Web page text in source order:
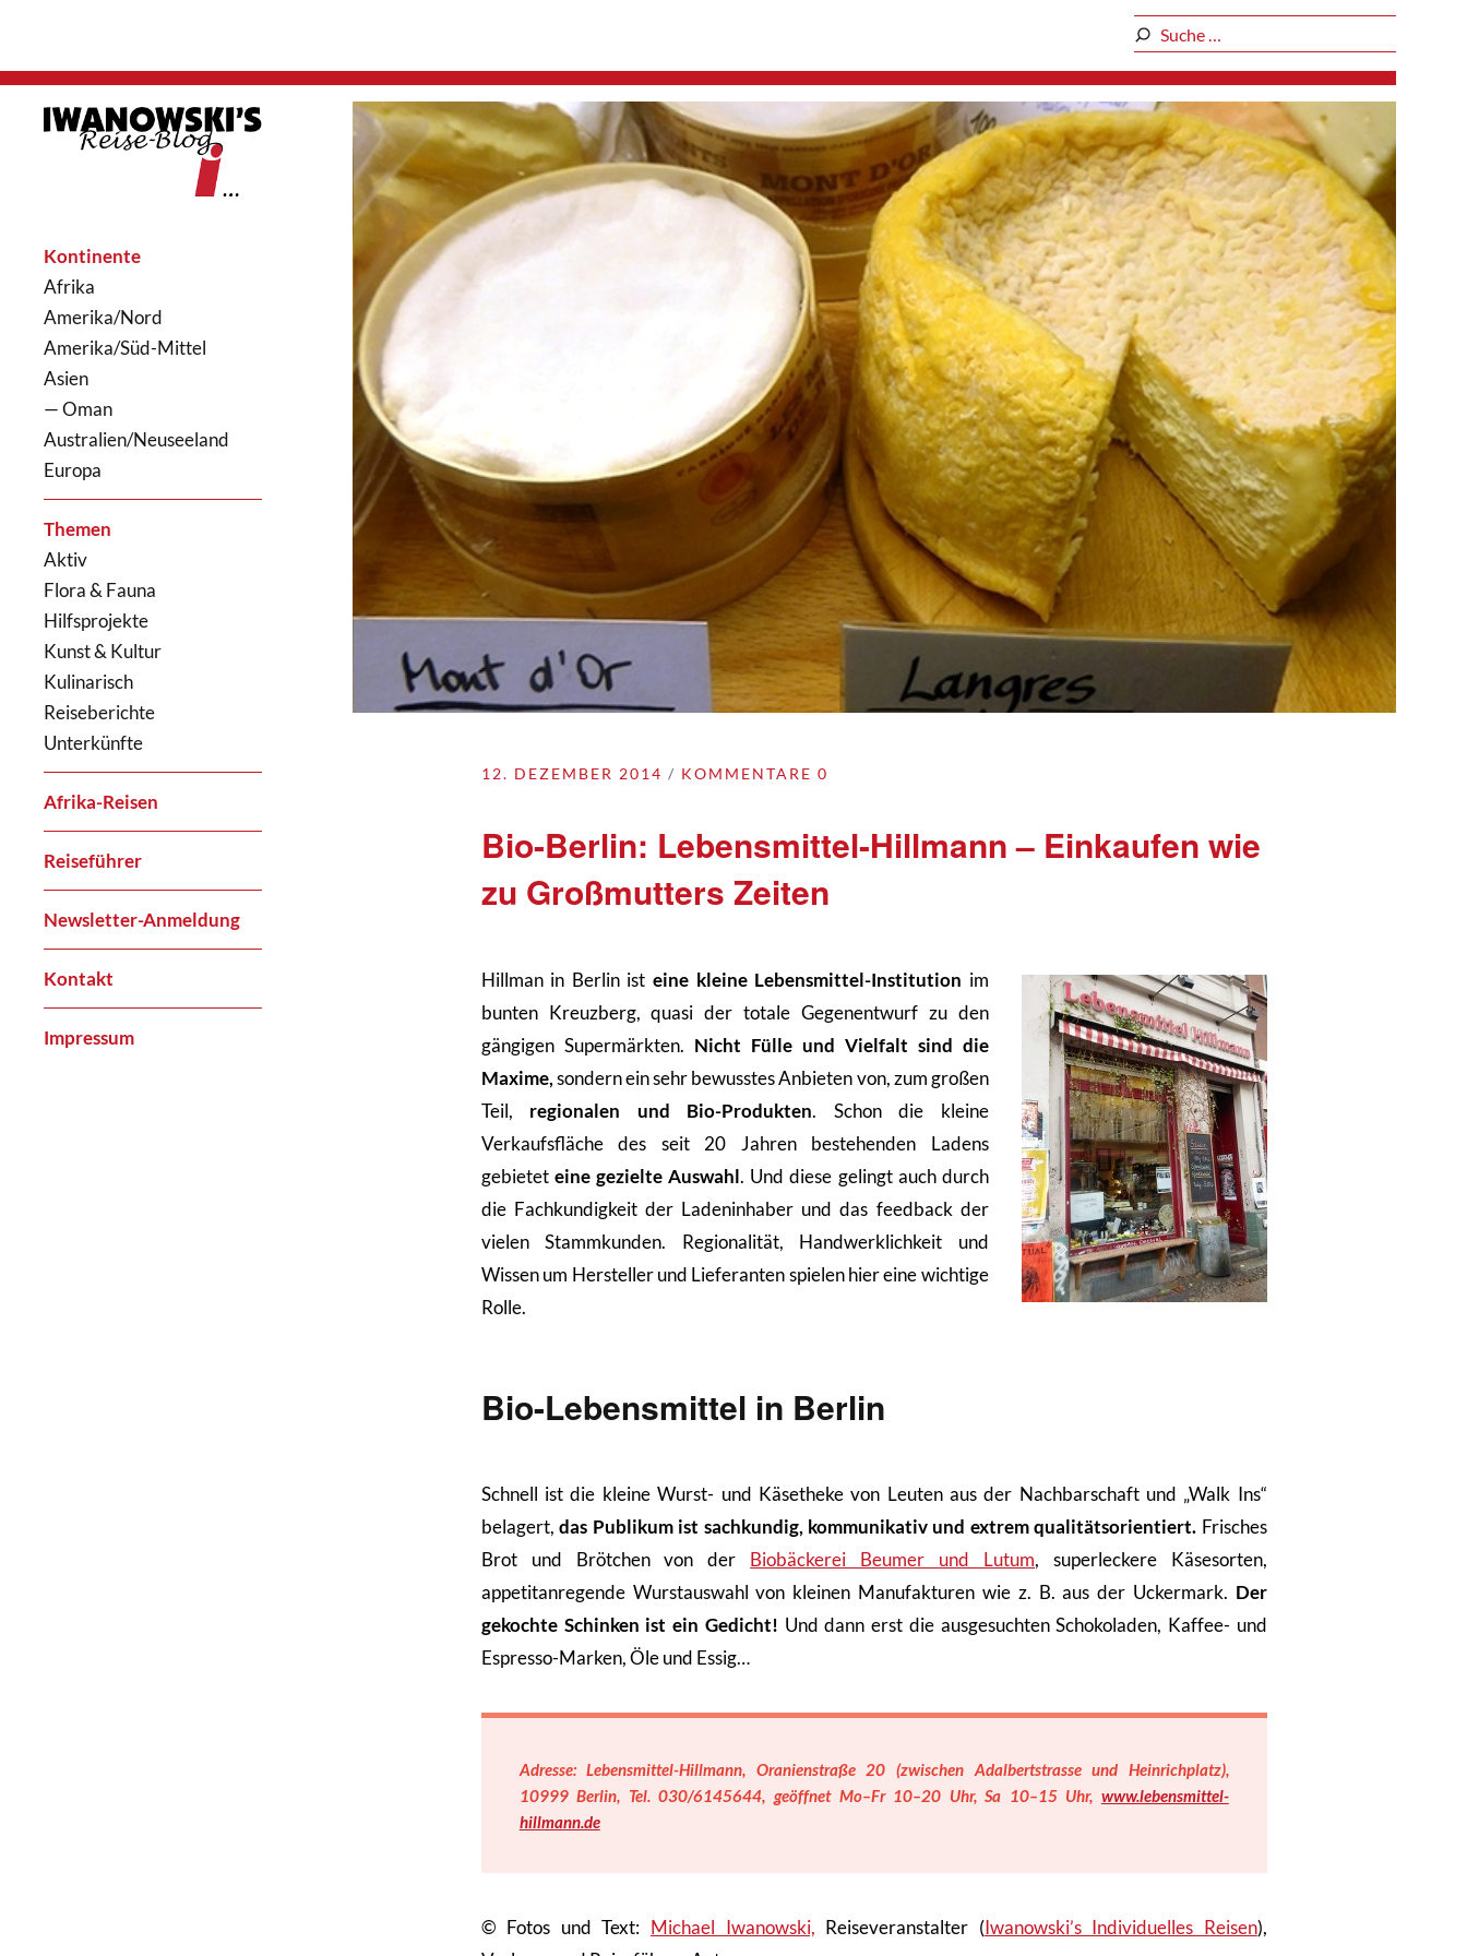
Kontinente
Afrika
Amerika/Nord
Amerika/Süd-Mittel
Asien
— Oman
Australien/Neuseeland
Europa
Themen
Aktiv
Flora & Fauna
Hilfsprojekte
Kunst & Kultur
Kulinarisch
Reiseberichte
Unterkünfte
Afrika-Reisen
Reiseführer
Newsletter-Anmeldung
Kontakt
Impressum
12. DEZEMBER 2014 KOMMENTARE 0
Bio-Berlin: Lebensmittel-Hillmann – Einkaufen wie
zu Großmutters Zeiten
Hillman in Berlin isteine kleine Lebensmittel-Institution im
bunten Kreuzberg, quasi der totale Gegenentwurf zu den
gängigen Supermärkten. Nicht Fülle und Vielfalt sind die
Maxime,sondern ein sehr bewusstes Anbieten von, zum großen
Teil, regionalen und Bio-Produkten. Schon die kleine
Verkaufsfläche des seit 20 Jahren bestehenden Ladens
gebietet eine gezielte Auswahl. Und diese gelingt auch durch
die Fachkundigkeit der Ladeninhaber und das feedback der
vielen Stammkunden. Regionalität, Handwerklichkeit und
Wissen um Hersteller und Lieferanten spielen hier eine wichtige
Rolle.
Bio-Lebensmittel in Berlin
Schnell ist die kleine Wurst- und Käsetheke von Leuten aus der Nachbarschaft und „Walk Ins“
belagert,das Publikum ist sachkundig, kommunikativ und extrem qualitätsorientiert. Frisches
Brot und Brötchen von der Biobäckerei Beumer und Lutum, superleckere Käsesorten,
appetitanregende Wurstauswahl von kleinen Manufakturen wie z. B. aus der Uckermark. Der
gekochte Schinken ist ein Gedicht! Und dann erst die ausgesuchten Schokoladen, Kaffee- und
Espresso-Marken, Öle und Essig…
Adresse: Lebensmittel-Hillmann, Oranienstraße 20 (zwischen Adalbertstrasse und Heinrichplatz),
10999 Berlin, Tel. 030/6145644, geöffnet Mo–Fr 10–20 Uhr, Sa 10–15 Uhr, www.lebensmittel-
hillmann.de
© Fotos und Text: Michael Iwanowski, Reiseveranstalter (Iwanowski’s Individuelles Reisen),